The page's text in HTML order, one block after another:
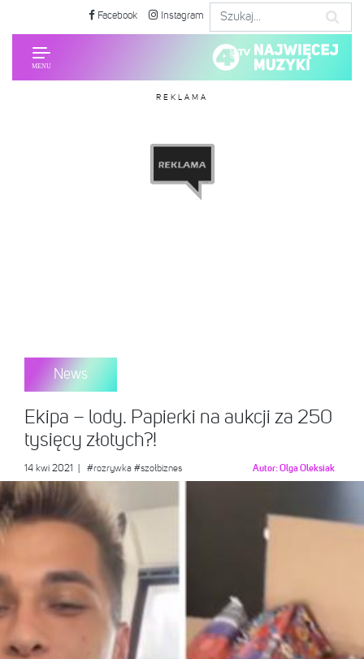
Facebook Instagram
REKLAMA
News
Ekipa – lody. Papierki na aukcji za 250
tysięcy złotych?!
14 kwi 2021 #rozrywka #szołbiznes Autor:Olga Oleksiak